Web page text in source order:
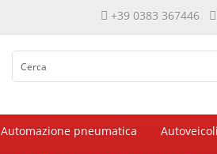
+39 0383 367446
Automazione pneumatica